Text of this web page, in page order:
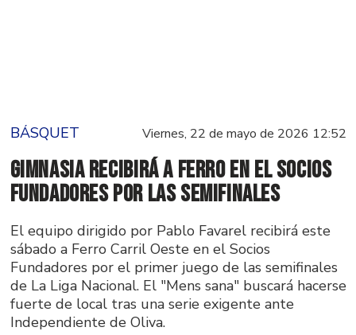
BÁSQUET Viernes, 22 de mayo de 2026 12:52
Gimnasia recibirá a Ferro en el Socios
Fundadores por las semifinales
El equipo dirigido por Pablo Favarel recibirá este
sábado a Ferro Carril Oeste en el Socios
Fundadores por el primer juego de las semifinales
de La Liga Nacional. El "Mens sana" buscará hacerse
fuerte de local tras una serie exigente ante
Independiente de Oliva.